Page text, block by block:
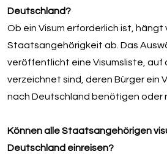
Deutschland?
Ob ein Visum erforderlich ist, hängt
Staatsangehörigkeit ab. Das
veröffentlicht eine Visumsliste, auf
verzeichnet sind, deren Bürger ein
nach Deutschland benötigen oder
Können alle Staatsangehörigen
Deutschland einreisen?